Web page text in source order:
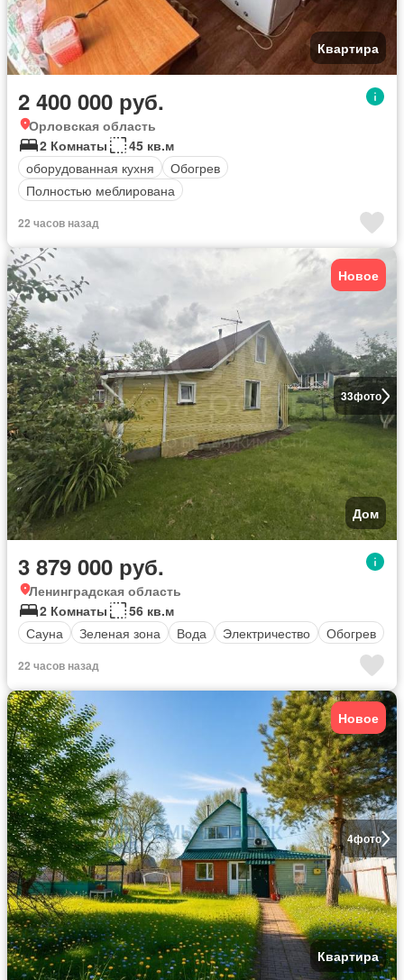
Квартира
2 400 000 руб.
Орловская область
2 Комнаты
45 кв.м
оборудованная кухня
Обогрев
Полностью меблирована
22 часов назад
33фото
Новое
Дом
3 879 000 руб.
Ленинградская область
2 Комнаты
56 кв.м
Сауна
Зеленая зона Вода Электричество Обогрев
22 часов назад
4фото
Новое
Квартира